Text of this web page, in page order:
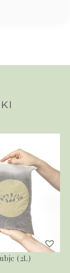
(2L)